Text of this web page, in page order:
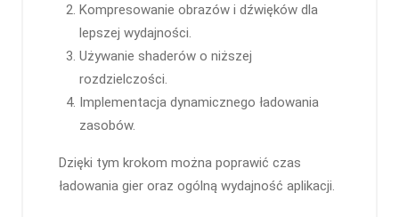
Kompresowanie obrazów i dźwięków dla
lepszej wydajności.
Używanie shaderów o niższej
rozdzielczości.
Implementacja dynamicznego ładowania
zasobów.
Dzięki tym krokom można poprawić czas
ładowania gier oraz ogólną wydajność aplikacji.